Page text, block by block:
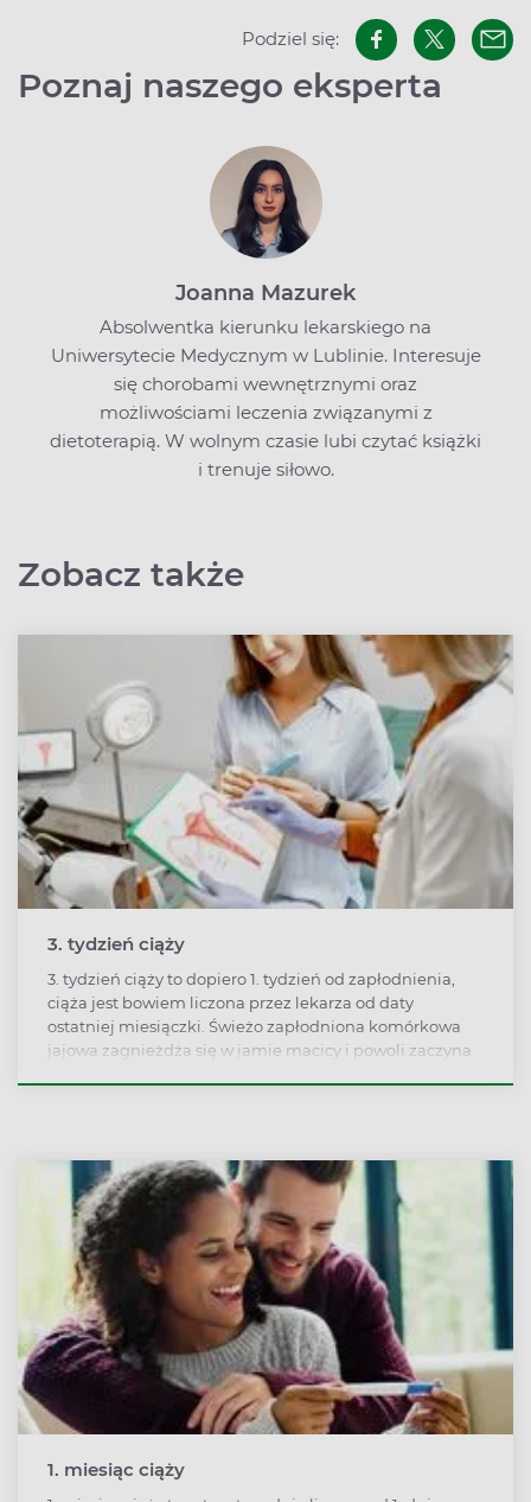
Podziel się:
Poznaj naszego eksperta
Joanna Mazurek
Absolwentka kierunku lekarskiego na
Uniwersytecie Medycznym w Lublinie. Interesuje
się chorobami wewnętrznymi oraz
możliwościami leczenia związanymi z
dietoterapią. W wolnym czasie lubi czytać książki
i trenuje siłowo.
Zobacz także
3. tydzień ciąży
3. tydzień ciąży to dopiero 1. tydzień od zapłodnienia,
ciąża jest bowiem liczona przez lekarza od daty
ostatniej miesiączki. Świeżo zapłodniona komórkowa
jajowa zagnieżdża się w jamie macicy i powoli zaczyna
1. miesiąc ciąży